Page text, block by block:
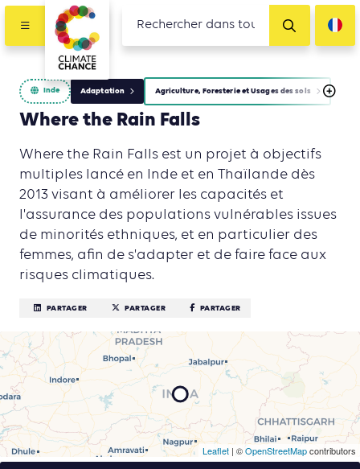
Inde Adaptation Agriculture, Foresterie et Usages des sols
Where the Rain Falls
Where the Rain Falls est un projet à objectifs
multiples lancé en Inde et en Thaïlande dès
2013 visant à améliorer les capacités et
l'assurance des populations vulnérables issues
de minorités ethniques, et en particulier des
femmes, afin de s'adapter et de faire face aux
risques climatiques.
PARTAGER PARTAGER PARTAGER
Leaflet | ©OpenStreetMapcontributors